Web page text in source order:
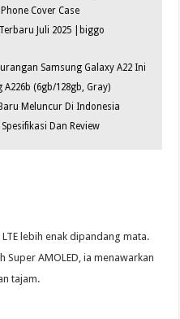
Cover Case
Juli 2025 |biggo
Samsung Galaxy A22 Ini
A226b (6gb/128gb, Gray)
Meluncur Di Indonesia
Dan Review
lebih enak dipandang mata.
Super AMOLED, ia menawarkan
tajam.